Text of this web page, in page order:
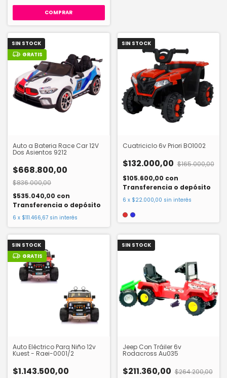
COMPRAR
SIN STOCK
GRATIS
Auto a Bateria Race Car 12V
Dos Asientos 9212
$668.800,00
$836.000,00
$535.040,00 con
Transferencia o depósito
6 x $111.466,67 sin interés
SIN STOCK
Cuatriciclo 6v Priori BO1002
$132.000,00 $165.000,00
$105.600,00 con
Transferencia o depósito
6 x $22.000,00 sin interés
SIN STOCK
GRATIS
Auto Eléctrico Para Niño 12v
Kuest - Raei-0001/2
$1.143.500,00
SIN STOCK
Jeep Con Tráiler 6v
Rodacross Au035
$211.360,00 $264.200,00